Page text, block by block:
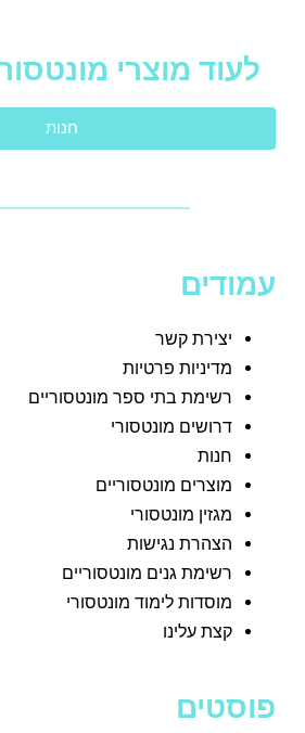
לעוד מוצרי
חנות
עמודים
יצירת קשר
מדיניות פרטיות
רשימת בתי ספר מונטסוריים
דרושים מונטסורי
חנות
מוצרים מונטסוריים
מגזין מונטסורי
הצהרת נגישות
רשימת גנים מונטסוריים
מוסדות לימוד מונטסורי
קצת עלינו
פוסטים